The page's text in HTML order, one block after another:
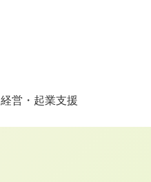
経営・起業支援